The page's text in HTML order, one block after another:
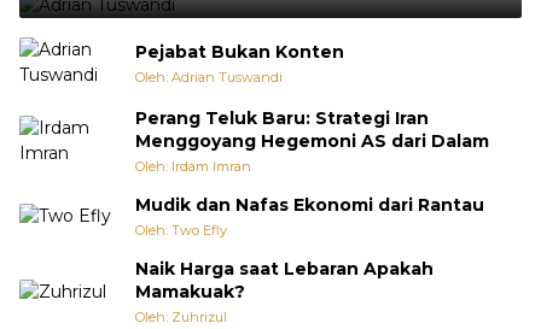
Pejabat Bukan Konten
Oleh: Adrian Tuswandi
Perang Teluk Baru: Strategi Iran
Menggoyang Hegemoni AS dari Dalam
Oleh: Irdam Imran
Mudik dan Nafas Ekonomi dari Rantau
Oleh: Two Efly
Naik Harga saat Lebaran Apakah
Mamakuak?
Oleh: Zuhrizul